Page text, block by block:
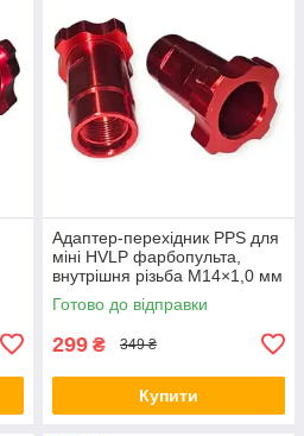
Адаптер-перехідник PPS для
міні HVLP фарбопульта,
внутрішня різьба M14×1,0 мм
Готово до відправки
299 ₴ 349 ₴
Купити